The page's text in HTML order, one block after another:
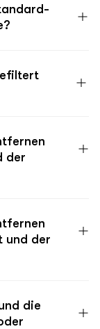
der
und der
die